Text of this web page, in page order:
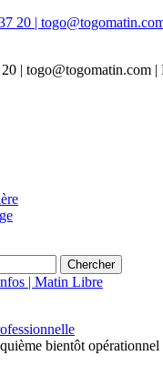
| togo@togomatin.com
bientôt opérationnel